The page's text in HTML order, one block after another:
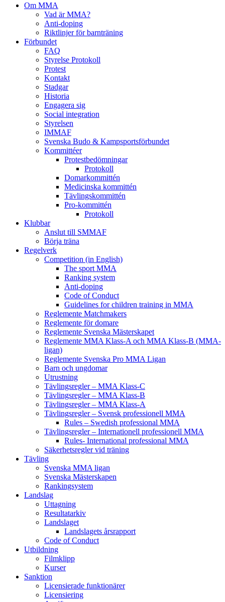
Om MMA
Vad är MMA?
Anti-doping
Riktlinjer för barnträning
Förbundet
FAQ
Styrelse Protokoll
Protest
Kontakt
Stadgar
Historia
Engagera sig
Social integration
Styrelsen
IMMAF
Svenska Budo & Kampsportsförbundet
Kommittéer
Protestbedömningar
Protokoll
Domarkommittén
Medicinska kommittén
Tävlingskommittén
Pro-kommittén
Protokoll
Klubbar
Anslut till SMMAF
Börja träna
Regelverk
Competition (in English)
The sport MMA
Ranking system
Anti-doping
Code of Conduct
Guidelines for children training in MMA
Reglemente Matchmakers
Reglemente för domare
Reglemente Svenska Mästerskapet
Reglemente MMA Klass-A och MMA Klass-B (MMA-
ligan)
Reglemente Svenska Pro MMA Ligan
Barn och ungdomar
Utrustning
Tävlingsregler – MMA Klass-C
Tävlingsregler – MMA Klass-B
Tävlingsregler – MMA Klass-A
Tävlingsregler – Svensk professionell MMA
Rules – Swedish professional MMA
Tävlingsregler – Internationell professionell MMA
Rules- International professional MMA
Säkerhetsregler vid träning
Tävling
Svenska MMA ligan
Svenska Mästerskapen
Rankingsystem
Landslag
Uttagning
Resultatarkiv
Landslaget
Landslagets årsrapport
Code of Conduct
Utbildning
Filmklipp
Kurser
Sanktion
Licensierade funktionärer
Licensiering